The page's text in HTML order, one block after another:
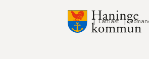
Till innehåll på sidan
Lyssna Lättläst